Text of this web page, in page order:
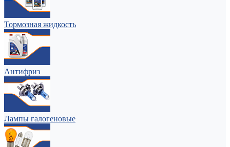
Тормозная жидкость
Антифриз
Лампы галогеновые